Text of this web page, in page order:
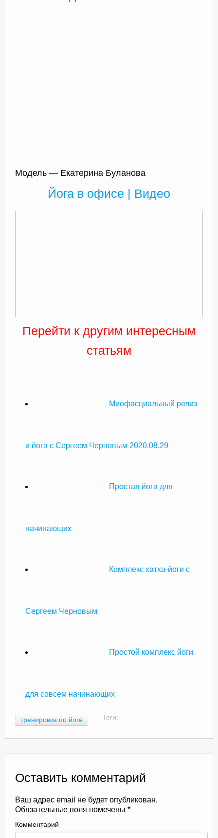
Модель — Екатерина Буланова
Йога в офисе | Видео
Перейти к другим интересным
статьям
Миофасциальный релиз
и йога с Сергеем Черновым 2020.08.29
Простая йога для
начинающих
Комплекс хатха-йоги с
Сергеем Черновым
Простой комплекс йоги
для совсем начинающих
Теги:
тренировка по йоге
Оставить комментарий
Ваш адрес email не будет опубликован.
Обязательные поля помечены *
Комментарий